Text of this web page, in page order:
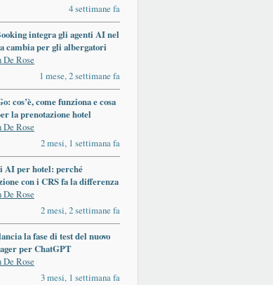
4 settimane fa
integra gli agenti AI nel
cambia per gli albergatori
De Rose
1 mese, 2 settimane fa
cos’è, come funziona e cosa
la prenotazione hotel
De Rose
2 mesi, 1 settimana fa
AI per hotel: perché
con i CRS fa la differenza
De Rose
2 mesi, 2 settimane fa
la fase di test del nuovo
per ChatGPT
De Rose
3 mesi, 1 settimana fa